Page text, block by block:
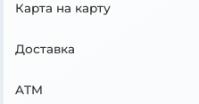
Карта на карту
Доставка
ATM